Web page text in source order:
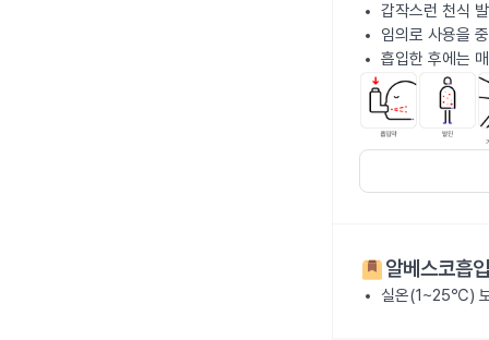
갑작스런 천식
임의로 사용을
흡입한 후에는
알베스코흡
실온(1~25℃)